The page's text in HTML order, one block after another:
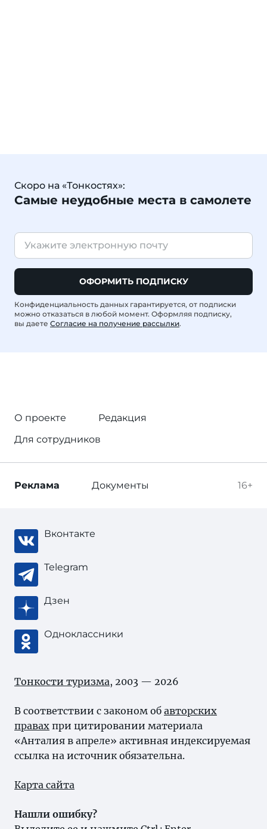
Скоро на «Тонкостях»:
Самые неудобные места в самолете
ОФОРМИТЬ ПОДПИСКУ
Конфиденциальность данных гарантируется, от подписки
можно отказаться в любой момент. Оформляя подписку,
вы даете Согласие на получение рассылки.
О проекте
Редакция
Для сотрудников
16+
Реклама Документы
Вконтакте
Telegram
Дзен
Одноклассники
Тонкости туризма, 2003 — 2026
В соответствии с законом об авторских
правах при цитировании материала
«Анталия в апреле» активная индексируемая
ссылка на источник обязательна.
Карта сайта
Нашли ошибку?